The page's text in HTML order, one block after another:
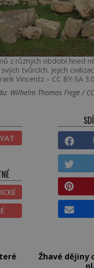
z různých období hned
tvůrcích. Jejich
Vincentz – CC BY-SA 3.0
Wilhelm Thomas Fiege /
Žhavé dějiny